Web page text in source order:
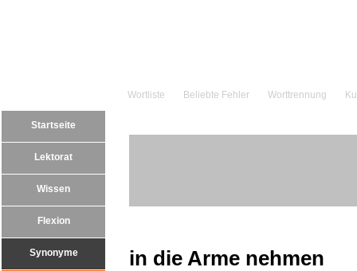
Wortliste Beliebte Fehler Worttrennung
Startseite
Lektorat
Wissen
Flexion
Synonyme in die Arme nehmen